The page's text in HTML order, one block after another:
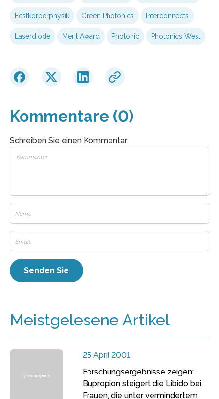
Festkörperphysik Green Photonics Interconnects
Laserdiode Merit Award Photonic Photonics West
Kommentare (0)
Schreiben Sie einen Kommentar
Meistgelesene Artikel
25 April 2001
Forschungsergebnisse zeigen:
Bupropion steigert die Libido bei
Frauen, die unter vermindertem